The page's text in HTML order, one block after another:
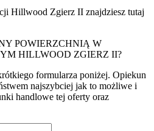
Hillwood Zgierz II znajdziesz tutaj
POWIERZCHNIĄ W
HILLWOOD ZGIERZ II?
formularza poniżej. Opiekun
najszybciej jak to możliwe i
handlowe tej oferty oraz